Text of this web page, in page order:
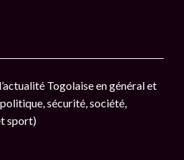
Togolaise en général et
sécurité, société,
sport)